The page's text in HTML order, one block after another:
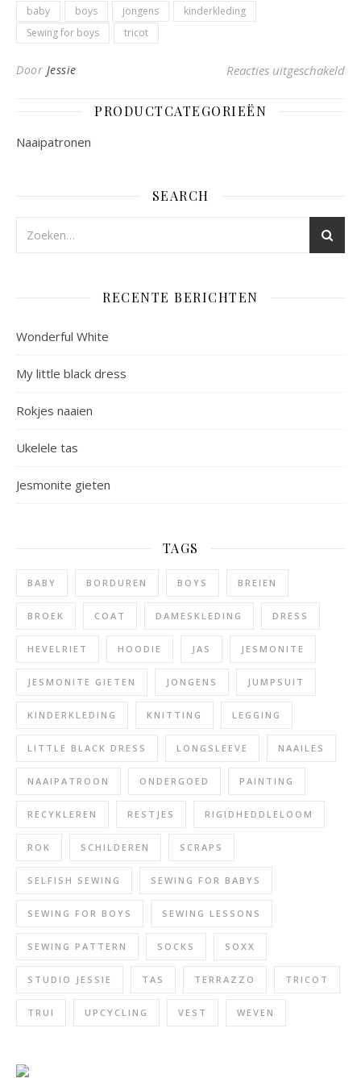
baby boys jongens
kinderkleding
Sewing for boys
tricot
Door Jessie Reacties uitgeschakeld
PRODUCTCATEGORIEËN
Naaipatronen
SEARCH
RECENTE BERICHTEN
Wonderful White
My little black dress
Rokjes naaien
Ukelele tas
Jesmonite gieten
TAGS
BABY BORDUREN BOYS BREIEN
BROEK COAT DAMESKLEDING DRESS
HEVELRIET HOODIE JAS JESMONITE
JESMONITE GIETEN JONGENS JUMPSUIT
KINDERKLEDING KNITTING LEGGING
LITTLE BLACK DRESS LONGSLEEVE NAAILES
NAAIPATROON ONDERGOED PAINTING
RECYKLEREN RESTJES RIGIDHEDDLELOOM
ROK SCHILDEREN SCRAPS
SELFISH SEWING SEWING FOR BABYS
SEWING FOR BOYS SEWING LESSONS
SEWING PATTERN SOCKS SOXX
STUDIO JESSIE TAS TERRAZZO TRICOT
TRUI UPCYCLING VEST WEVEN